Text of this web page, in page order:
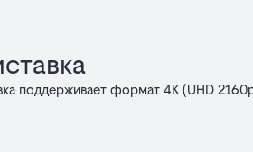
поддерживает формат 4K (UHD